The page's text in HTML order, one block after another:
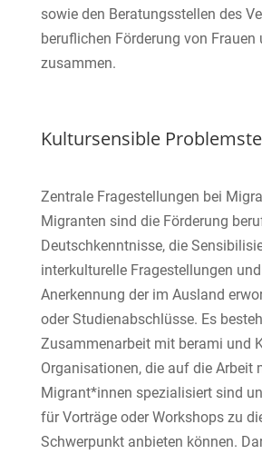
sowie den Beratungsstellen des
beruflichen Förderung von Frauen
zusammen.
Kultursensible
Zentrale Fragestellungen bei
Migranten sind die Förderung
Deutschkenntnisse, die
interkulturelle Fragestellungen
Anerkennung der im Ausland
oder Studienabschlüsse. Es
Zusammenarbeit mit berami und
Organisationen, die auf die Arbeit
Migrant*innen spezialisiert sind
für Vorträge oder Workshops zu
Schwerpunkt anbieten können.